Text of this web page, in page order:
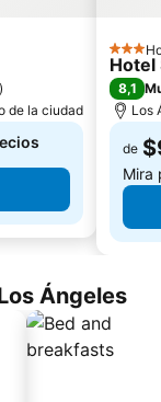
)
de la ciudad
3
Hotel
8,1
Los
de
Mira
Ángeles